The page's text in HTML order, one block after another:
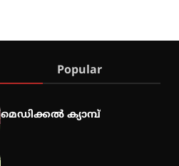
Popular
മെഡിക്കൽ ക്യാമ്പ്